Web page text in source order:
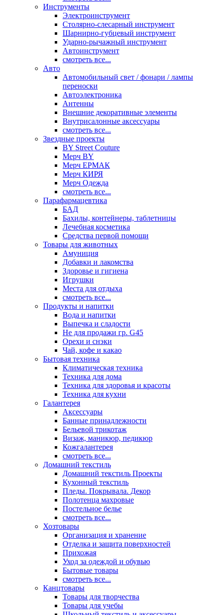
Инструменты
Электроинструмент
Столярно-слесарный инструмент
Шарнирно-губцевый инструмент
Ударно-рычажный инструмент
Автоинструмент
смотреть все...
Авто
Автомобильный свет / фонари / лампы
переноски
Автоэлектроника
Антенны
Внешние декоративные элементы
Внутрисалонные аксессуары
смотреть все...
Звездные проекты
BY Street Couture
Мерч BY
Мерч ЕРМАК
Мерч КИРЯ
Мерч Одежда
смотреть все...
Парафармацевтика
БАД
Бахилы, контейнеры, таблетницы
Лечебная косметика
Средства первой помощи
Товары для животных
Амуниция
Добавки и лакомства
Здоровье и гигиена
Игрушки
Места для отдыха
смотреть все...
Продукты и напитки
Вода и напитки
Выпечка и сладости
Не для продажи гр. G45
Орехи и снэки
Чай, кофе и какао
Бытовая техника
Климатическая техника
Техника для дома
Техника для здоровья и красоты
Техника для кухни
Галантерея
Аксессуары
Банные принадлежности
Бельевой трикотаж
Визаж, маникюр, педикюр
Кожгалантерея
смотреть все...
Домашний текстиль
Домашний текстиль Проекты
Кухонный текстиль
Пледы. Покрывала. Декор
Полотенца махровые
Постельное белье
смотреть все...
Хозтовары
Организация и хранение
Отделка и защита поверхностей
Прихожая
Уход за одеждой и обувью
Бытовые товары
смотреть все...
Канцтовары
Товары для творчества
Товары для учебы